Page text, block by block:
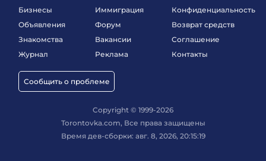
Бизнесы
Объявления
Знакомства
Журнал
Сообщить о проблеме
Иммиграция
Форум
Вакансии
Реклама
Конфиденциальность
Возврат средств
Соглашение
Контакты
Copyright © 1999-2026
Torontovka.com, Все права защищены
Время дев-сборки: авг. 8, 2026, 20:15:19